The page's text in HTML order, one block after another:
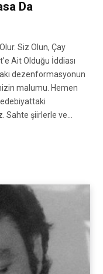
Da
Siz Olun, Çay
Ait Olduğu İddiası
dezenformasyonun
malumu. Hemen
Sahte şiirlerle ve…